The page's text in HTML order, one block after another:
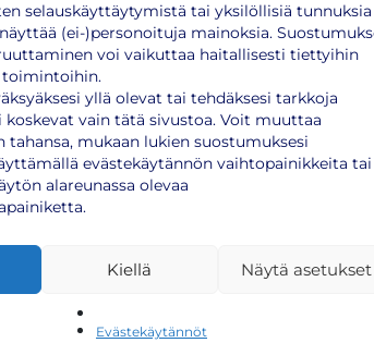
selauskäyttäytymistä tai yksilöllisiä tunnuksia
(ei-)personoituja mainoksia.
voi vaikuttaa haitallisesti tiettyihin
toimintoihin.
yllä olevat tai tehdäksesi tarkkoja
koskevat vain tätä sivustoa. Voit muuttaa
tahansa, mukaan lukien suostumuksesi
evästekäytännön vaihtopainikkeita tai
alareunassa olevaa
Kiellä Näytä asetukset
Evästekäytännöt
matkaa suunniteltaessa, että osaan
rokotusoppaasta.
suositeltavaa ottaa A-hepatiittirokote. B-
seksikontaktissa.
ulkopuolelle. Kyläilymatkailijoilla on